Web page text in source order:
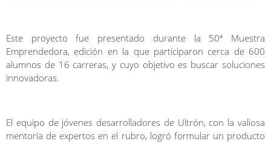
Este proyecto fue presentado durante la 50ª Muestra
Emprendedora, edición en la que participaron cerca de 600
alumnos de 16 carreras, y cuyo objetivo es buscar soluciones
innovadoras.
El equipo de jóvenes desarrolladores de Ultrón, con la valiosa
mentoría de expertos en el rubro, logró formular un producto